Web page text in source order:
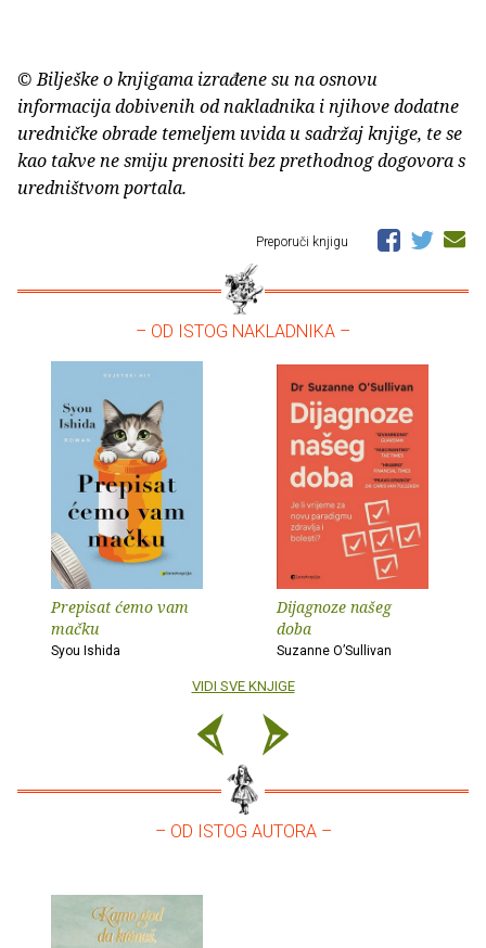
© Bilješke o knjigama izrađene su na osnovu
informacija dobivenih od nakladnika i njihove dodatne
uredničke obrade temeljem uvida u sadržaj knjige, te se
kao takve ne smiju prenositi bez prethodnog dogovora s
uredništvom portala.
Preporuči knjigu
– OD ISTOG NAKLADNIKA –
Prepisat ćemo vam
mačku
Syou Ishida
Dijagnoze našeg
doba
Suzanne O’Sullivan
VIDI SVE KNJIGE
– OD ISTOG AUTORA –